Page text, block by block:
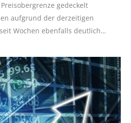
gedeckelt
aufgrund der derzeitigen
Wochen ebenfalls deutlich…